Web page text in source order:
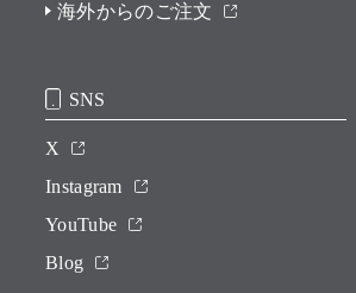
海外からのご注文
SNS
X
Instagram
YouTube
Blog